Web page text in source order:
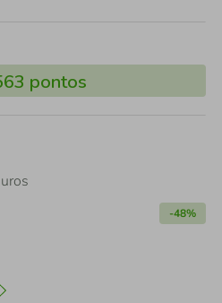
pontos
-48%